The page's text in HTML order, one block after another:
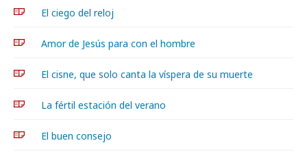
El ciego del reloj
Amor de Jesús para con el hombre
El cisne, que solo canta la víspera de su muerte
La fértil estación del verano
El buen consejo